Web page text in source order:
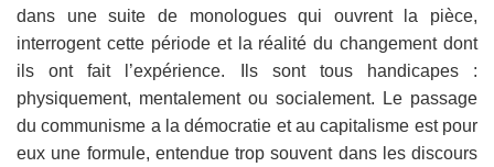
dans une suite de monologues qui ouvrent la pièce,
interrogent cette période et la réalité du changement dont
ils ont fait l’expérience. Ils sont tous handicapes :
physiquement, mentalement ou socialement. Le passage
du communisme a la démocratie et au capitalisme est pour
eux une formule, entendue trop souvent dans les discours